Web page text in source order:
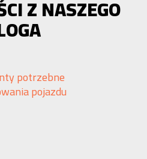
Z NASZEGO
potrzebne
pojazdu